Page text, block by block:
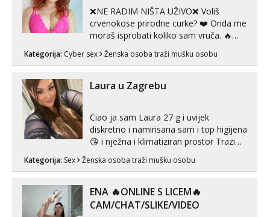
❌NE RADIM NIŠTA UŽIVO❌ Voliš
crvenokose prirodne curke? ❤️ Onda me
moraš isprobati koliko sam vruča.‎ ️‍🔥
MLADA vražica koja ima 100%
prorodne grudi, 💦 Misli su mi uvijek
U mojoj raznolikoj ponudi možeš
pranaći nešto po svojoj mjeri. Sexi videa
Kategorija: Cyber sex Ženska osoba traži mušku osobu
Laura u Zagrebu
Ciao ja sam Laura 27 g i uvijek
diskretno i namirisana sam i top higijena
😘 i nježna i klimatiziran prostor Trazim
Pusenje i gutanje sperme Erotsko rublje
tijelu Iskljucivo neradim analni !!! I
neljubim se Wha...
Kategorija: Sex Ženska osoba traži mušku osobu
ENA 🔥ONLINE S LICEM🔥
CAM/CHAT/SLIKE/VIDEO